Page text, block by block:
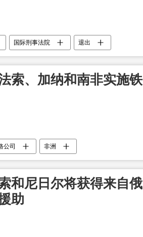
国际刑事法院 退出
索、加纳和南非实施铁
公司 非洲
和尼日尔将获得来自俄
助